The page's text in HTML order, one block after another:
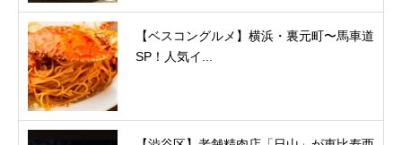
【ベスコングルメ】横浜・裏元町〜馬車道
SP！人気イ...